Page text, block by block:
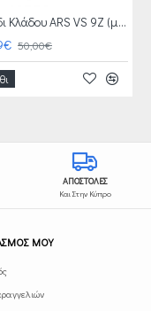
Ψαλίδι Κλάδου ARS VS 9Z (μεγάλο χέρι) + ΔΩΡΟ ΑΓΡΟΤΙΚΑ ΓΑΝΤΙΑ ΑΞΙΑΣ 4 €
50,00€
ΑΠΟΣΤΟΛΕΣ
Και Στην Κύπρο
ΜΟΥ